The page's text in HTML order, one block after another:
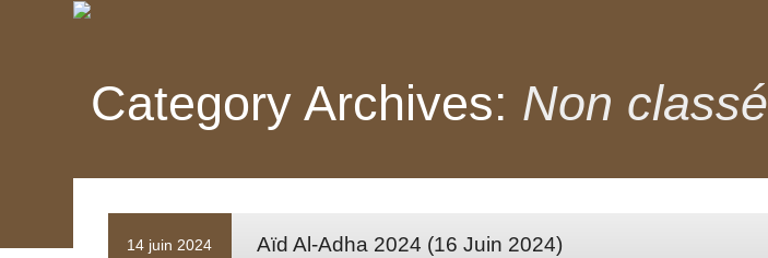
Category Archives: Non classé
14 juin 2024 Aïd Al-Adha 2024 (16 Juin 2024)